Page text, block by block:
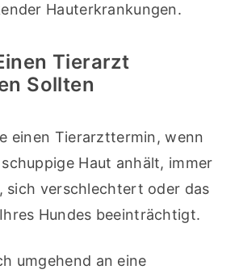
Hauterkrankungen.
Tierarzt
Sollten
einen Tierarzttermin, wenn
Haut anhält, immer
verschlechtert oder das
Hundes beeinträchtigt.
umgehend an eine